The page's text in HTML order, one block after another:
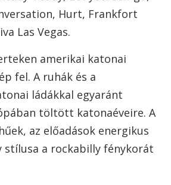
Hurt, Frankfort
Las Vegas.
amerikai katonai
fel. A ruhák és a
ládákkal egyaránt
töltött katonaéveire. A
az előadások energikus
stílusa a rockabilly fénykorát